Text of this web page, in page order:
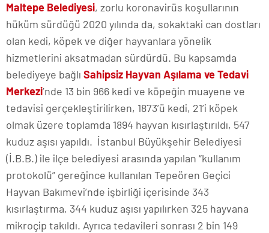
Maltepe Belediyesi, zorlu koronavirüs koşullarının
hüküm sürdüğü 2020 yılında da, sokaktaki can dostları
olan kedi, köpek ve diğer hayvanlara yönelik
hizmetlerini aksatmadan sürdürdü. Bu kapsamda
belediyeye bağlı Sahipsiz Hayvan Aşılama ve Tedavi
Merkezi’nde 13 bin 966 kedi ve köpeğin muayene ve
tedavisi gerçekleştirilirken, 1873’ü kedi, 21’i köpek
olmak üzere toplamda 1894 hayvan kısırlaştırıldı, 547
kuduz aşısı yapıldı. İstanbul Büyükşehir Belediyesi
(İ.B.B.) ile ilçe belediyesi arasında yapılan “kullanım
protokolü” gereğince kullanılan Tepeören Geçici
Hayvan Bakımevi’nde işbirliği içerisinde 343
kısırlaştırma, 344 kuduz aşısı yapılırken 325 hayvana
mikroçip takıldı. Ayrıca tedavileri sonrası 2 bin 149